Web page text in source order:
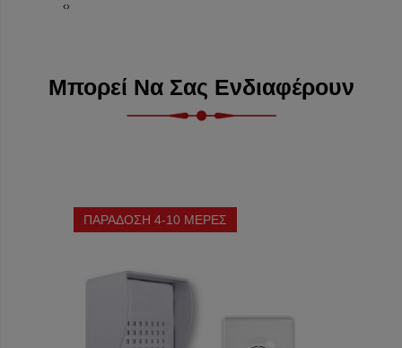
‹›
Μπορεί Να Σας Ενδιαφέρουν
ΠΑΡΑΔΟΣΗ 4-10 ΜΕΡΕΣ